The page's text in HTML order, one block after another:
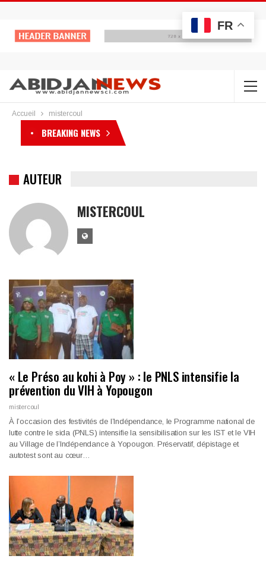
Accueil mistercoul
BREAKING NEWS
AUTEUR
MISTERCOUL
« Le Préso au kohi à Poy » : le PNLS intensifie la
prévention du VIH à Yopougon
mistercoul
À l’occasion des festivités de l’Indépendance, le Programme national de
lutte contre le sida (PNLS) intensifie la sensibilisation sur les IST et le VIH
au Village de l’Indépendance à Yopougon. Préservatif, dépistage et
autotest sont au cœur…
FR